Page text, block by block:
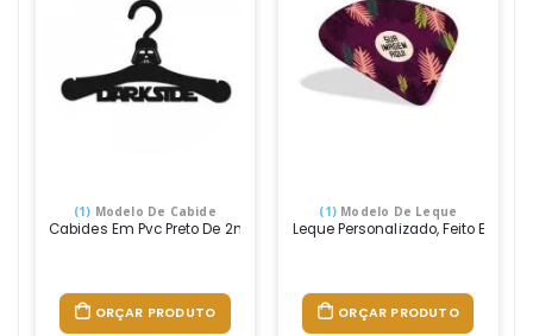
(1) Modelo De Cabide
Cabides Em Pvc Preto De 2mm, Cortados À Laser E Personalizado
ORÇAR PRODUTO
(1)Modelo De Leque
Leque Personalizado, Feito Em
ORÇAR PRODUTO